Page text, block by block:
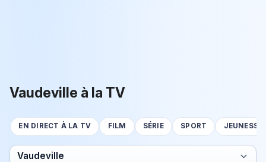
Vaudeville à la TV
EN DIRECT À LA TV FILM SÉRIE SPORT JEUNESSE
Vaudeville